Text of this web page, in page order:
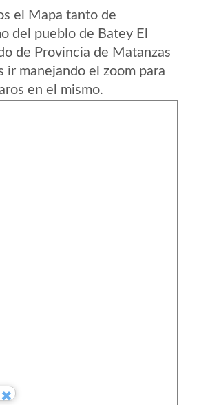
el Mapa tanto de
del pueblo de Batey El
de Provincia de Matanzas
ir manejando el zoom para
en el mismo.